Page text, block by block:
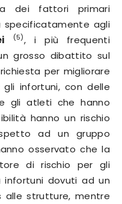
dei fattori primari
specificatamente agli
(5), i più frequenti
grosso dibattito sul
per migliorare
infortuni, con delle
gli atleti che hanno
hanno un rischio
ad un gruppo
osservato che la
di rischio per gli
infortuni dovuti ad un
alle strutture, mentre